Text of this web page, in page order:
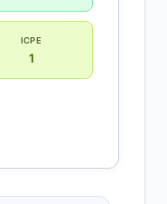
ICPE
1